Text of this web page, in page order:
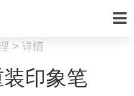
> 详情
印象笔